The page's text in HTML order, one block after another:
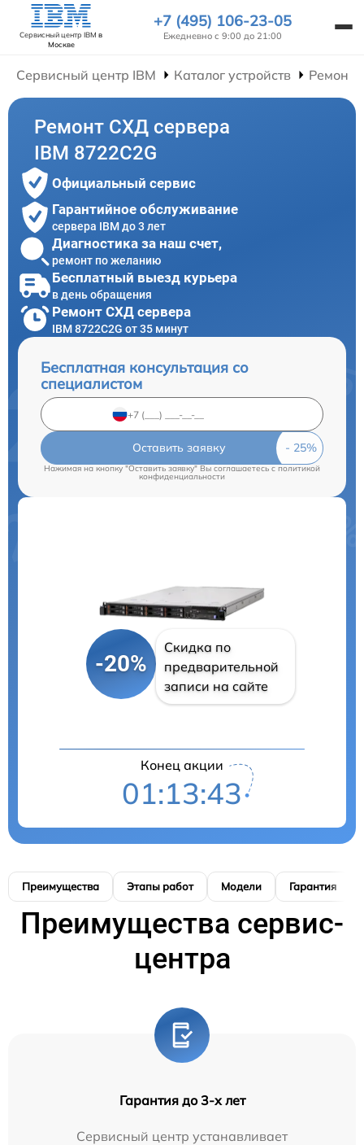
Сервисный центр IBM в
Москве
+7 (495) 106-23-05
Ежедневно с 9:00 до 21:00
Сервисный центр IBM Каталог устройств Ремонт
Ремонт СХД сервера
IBM 8722C2G
Официальный сервис
Гарантийное обслуживание
сервера IBM до 3 лет
Диагностика за наш счет,
ремонт по желанию
Бесплатный выезд курьера
в день обращения
Ремонт СХД сервера
IBM 8722C2G от 35 минут
Бесплатная консультация со
специалистом
Оставить заявку
Нажимая на кнопку "Оставить заявку" Вы соглашаетесь c политикой
конфиденциальности
-20%
Скидка по
предварительной
записи на сайте
Конец акции
01:13:42
Преимущества Этапы работ Модели Гарантия
Преимущества сервис-
центра
Гарантия до 3-х лет
Сервисный центр устанавливает